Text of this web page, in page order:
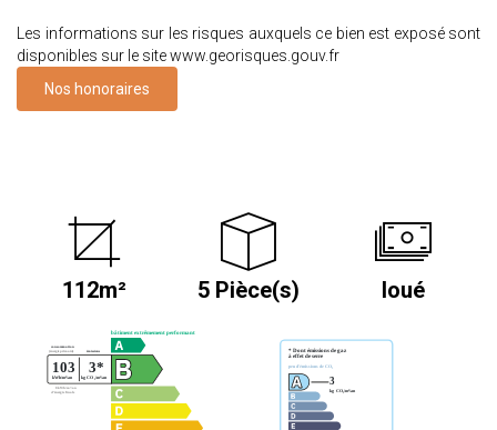
Les informations sur les risques auxquels ce bien est exposé sont
disponibles sur le site www.georisques.gouv.fr
Nos honoraires
112m² 5 Pièce(s) loué